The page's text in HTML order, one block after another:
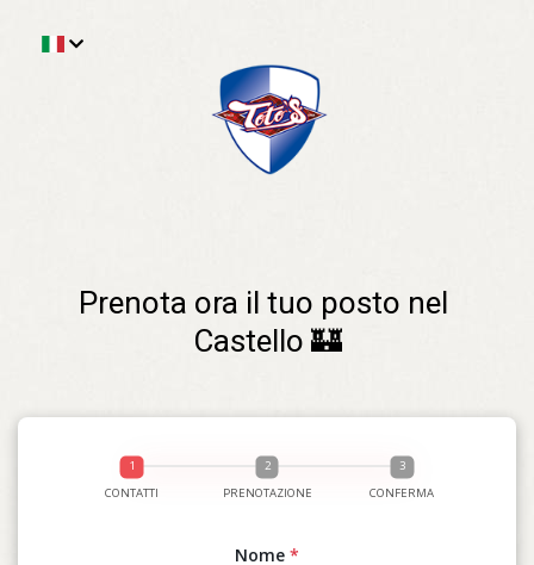
Prenota ora il tuo posto nel
Castello 🏰
CONTATTI PRENOTAZIONE CONFERMA
Nome *